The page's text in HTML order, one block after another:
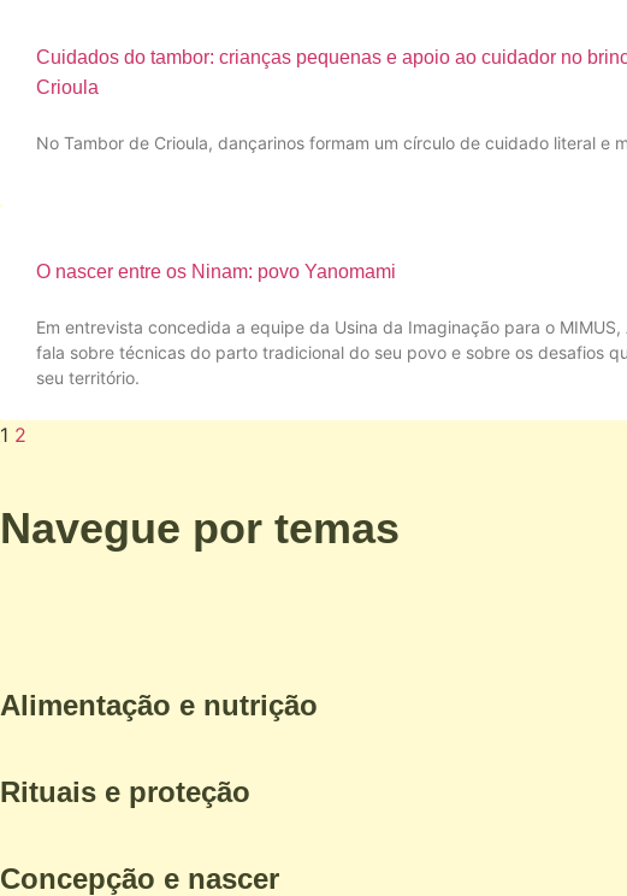
Cuidados do tambor: crianças pequenas e apoio ao cuidador no
Crioula
No Tambor de Crioula, dançarinos formam um círculo de cuidado literal e
O nascer entre os Ninam: povo Yanomami​
Em entrevista concedida a equipe da Usina da Imaginação para o MIMUS,
fala sobre técnicas do parto tradicional do seu povo e sobre os desafios
seu território.
1 2
Navegue por temas
Alimentação e nutrição
Rituais e proteção
Concepção e nascer